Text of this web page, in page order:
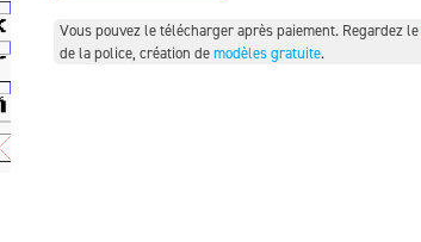
Vous pouvez le télécharger après paiement. Regardez le
de la police, création demodèles gratuite.